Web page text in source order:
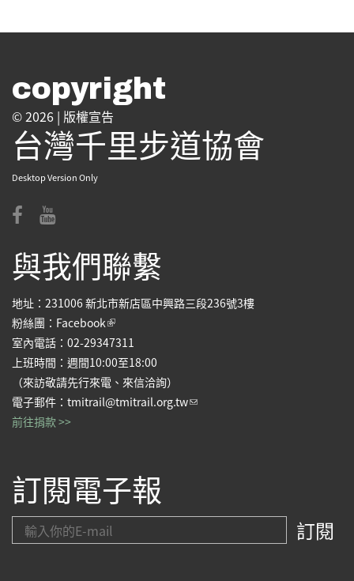
copyright
© 2026 | 版權宣告
台灣千里步道協會
Desktop Version Only
與我們聯繫
地址：231006 新北市新店區中興路三段236號3樓
粉絲團： Facebook(link is external)
室內電話：02-29347311
上班時間：週間10:00至18:00
（來訪敬請先行來電、來信洽詢）
電子郵件： tmitrail@tmitrail.org.tw(link sends e-mail)
前往捐款 >>
訂閱電子報